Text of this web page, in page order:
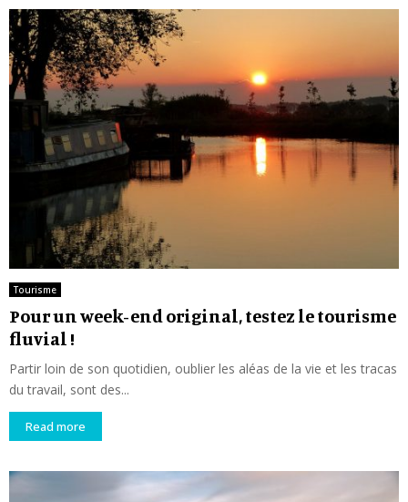
Tourisme
Pour un week-end original, testez le tourisme
fluvial !
Partir loin de son quotidien, oublier les aléas de la vie et les tracas
du travail, sont des...
Read more